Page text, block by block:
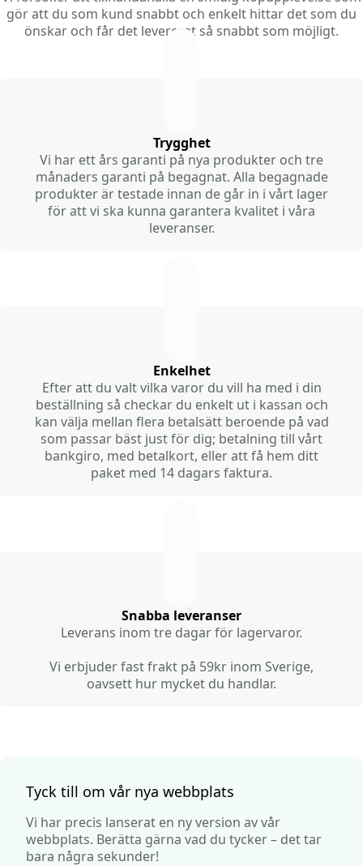
gör att du som kund snabbt och enkelt hittar det som du
önskar och får det levererat så snabbt som möjligt.
Trygghet
Vi har ett års garanti på nya produkter och tre
månaders garanti på begagnat. Alla begagnade
produkter är testade innan de går in i vårt lager
för att vi ska kunna garantera kvalitet i våra
leveranser.
Enkelhet
Efter att du valt vilka varor du vill ha med i din
beställning så checkar du enkelt ut i kassan och
kan välja mellan flera betalsätt beroende på vad
som passar bäst just för dig; betalning till vårt
bankgiro, med betalkort, eller att få hem ditt
paket med 14 dagars faktura.
Snabba leveranser
Leverans inom tre dagar för lagervaror.
Vi erbjuder fast frakt på 59kr inom Sverige,
oavsett hur mycket du handlar.
Tyck till om vår nya webbplats
Vi har precis lanserat en ny version av vår
webbplats. Berätta gärna vad du tycker – det tar
bara några sekunder!